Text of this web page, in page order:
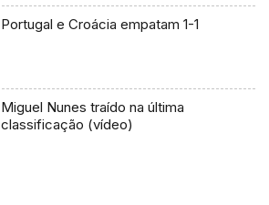
Portugal e Croácia empatam 1-1
Miguel Nunes traído na última
classificação (vídeo)